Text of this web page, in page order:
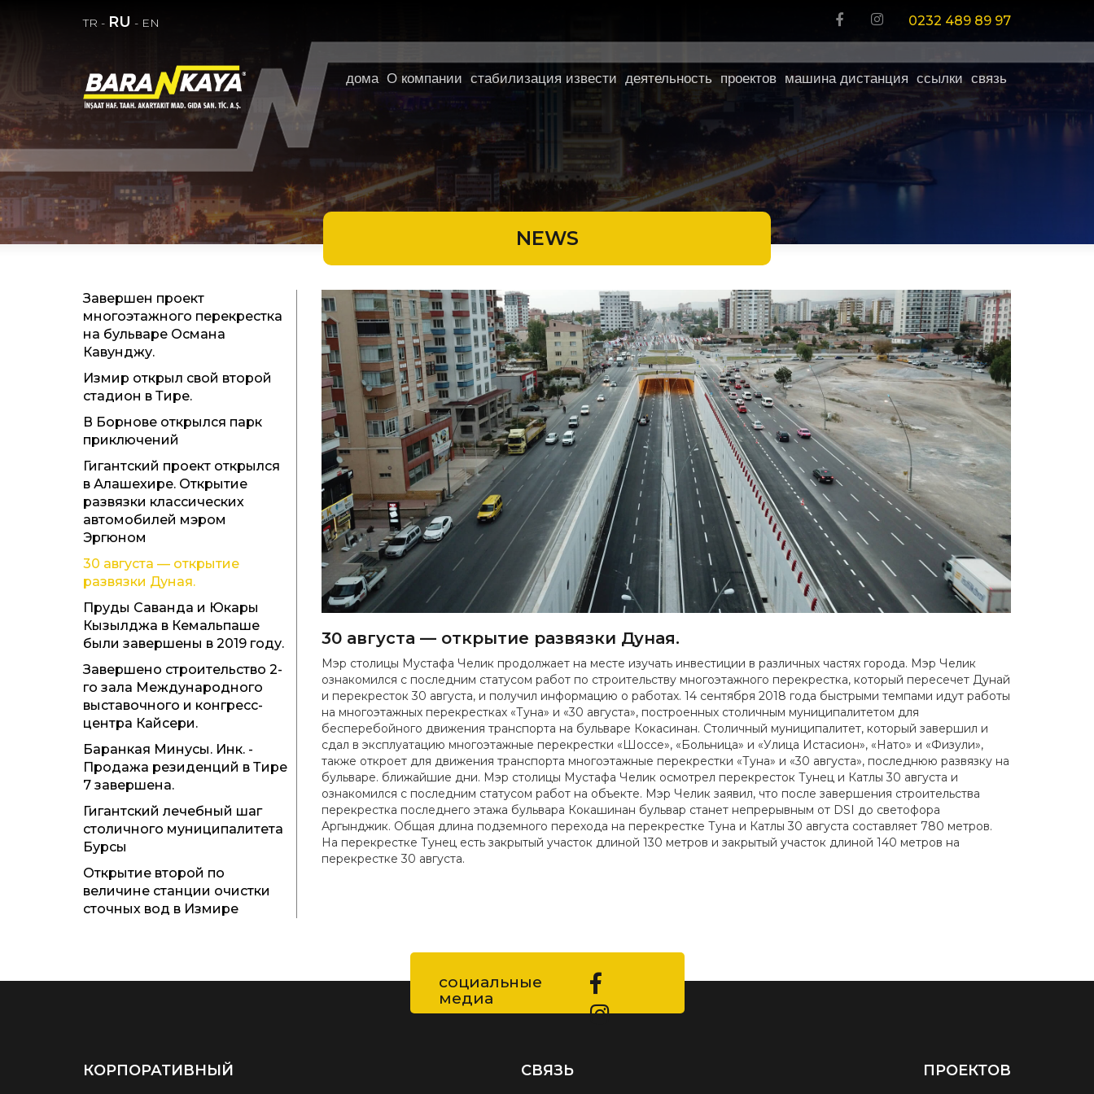
TR - RU - EN 0232 489 89 97
дома О компании стабилизация извести деятельность проектов машина дистанция ссылки связь
NEWS
Завершен проект
многоэтажного перекрестка
на бульваре Османа
Кавунджу.
Измир открыл свой второй
стадион в Тире.
В Борнове открылся парк
приключений
Гигантский проект открылся
в Алашехире. Открытие
развязки классических
автомобилей мэром
Эргюном
30 августа — открытие
развязки Дуная.
Пруды Саванда и Юкары
Кызылджа в Кемальпаше
были завершены в 2019 году.
Завершено строительство 2-
го зала Международного
выставочного и конгресс-
центра Кайсери.
Баранкая Минусы. Инк. -
Продажа резиденций в Тире
7 завершена.
Гигантский лечебный шаг
столичного муниципалитета
Бурсы
Открытие второй по
величине станции очистки
сточных вод в Измире
30 августа — открытие развязки Дуная.
Мэр столицы Мустафа Челик продолжает на месте изучать инвестиции в различных частях города. Мэр Челик
ознакомился с последним статусом работ по строительству многоэтажного перекрестка, который пересечет Дунай
и перекресток 30 августа, и получил информацию о работах. 14 сентября 2018 года быстрыми темпами идут работы
на многоэтажных перекрестках «Туна» и «30 августа», построенных столичным муниципалитетом для
бесперебойного движения транспорта на бульваре Кокасинан. Столичный муниципалитет, который завершил и
сдал в эксплуатацию многоэтажные перекрестки «Шоссе», «Больница» и «Улица Истасион», «Нато» и «Физули»,
также откроет для движения транспорта многоэтажные перекрестки «Туна» и «30 августа», последнюю развязку на
бульваре. ближайшие дни. Мэр столицы Мустафа Челик осмотрел перекресток Тунец и Катлы 30 августа и
ознакомился с последним статусом работ на объекте. Мэр Челик заявил, что после завершения строительства
перекрестка последнего этажа бульвара Кокашинан бульвар станет непрерывным от DSI до светофора
Аргынджик. Общая длина подземного перехода на перекрестке Туна и Катлы 30 августа составляет 780 метров.
На перекрестке Тунец есть закрытый участок длиной 130 метров и закрытый участок длиной 140 метров на
перекрестке 30 августа.
социальные
медиа
КОРПОРАТИВНЫЙ СВЯЗЬ ПРОЕКТОВ